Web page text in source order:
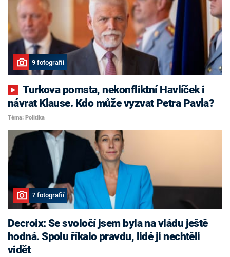
9 fotografií
Turkova pomsta, nekonfliktní Havlíček i
návrat Klause. Kdo může vyzvat Petra Pavla?
Téma: Politika
7 fotografií
Decroix: Se svoločí jsem byla na vládu ještě
hodná. Spolu říkalo pravdu, lidé ji nechtěli
vidět